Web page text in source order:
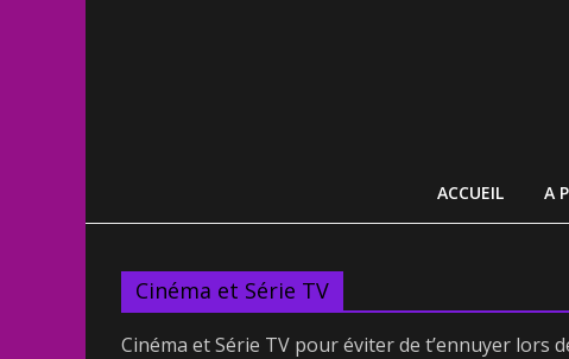
ACCUEIL A
Cinéma et Série TV
Cinéma et Série TV pour éviter de t’ennuyer lors